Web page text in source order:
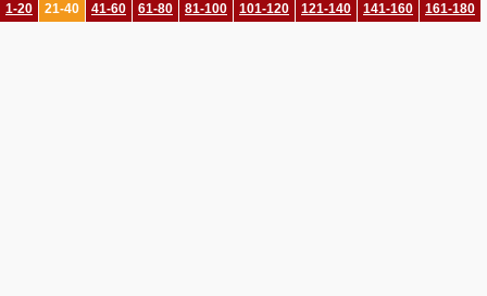
1-20 21-40 41-60 61-80 81-100 101-120 121-140 141-160 161-180